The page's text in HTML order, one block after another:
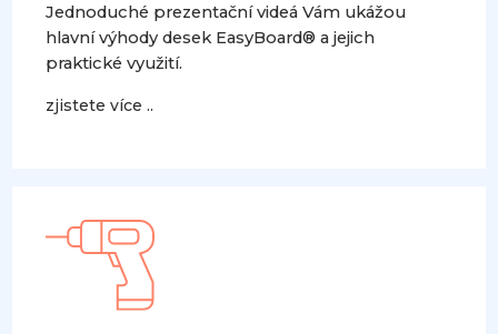
Jednoduché prezentační videá Vám ukážou
hlavní výhody desek EasyBoard® a jejich
praktické využití.
zjistete více ..